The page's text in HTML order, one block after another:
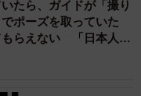
をしていなかったそ
とに対し）面目ない
ない」と動画内で言
たら、ガイドが「撮り
ポーズを取っていた
らえない 「日本人は
時間で3万円払った」